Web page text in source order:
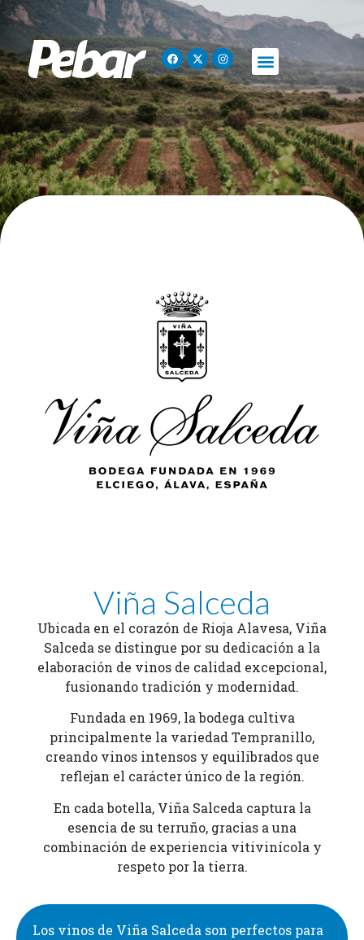
Viña Salceda
Ubicada en el corazón de Rioja Alavesa, Viña
Salceda se distingue por su dedicación a la
elaboración de vinos de calidad excepcional,
fusionando tradición y modernidad.
Fundada en 1969, la bodega cultiva
principalmente la variedad Tempranillo,
creando vinos intensos y equilibrados que
reflejan el carácter único de la región.
En cada botella, Viña Salceda captura la
esencia de su terruño, gracias a una
combinación de experiencia vitivinícola y
respeto por la tierra.
Los vinos de Viña Salceda son perfectos para